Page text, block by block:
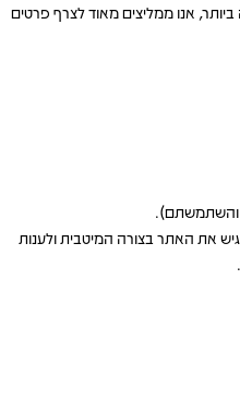
אנו ממליצים מאוד לצרף פרטים
והשתמשתם).
את האתר בצורה המיטבית ולענות